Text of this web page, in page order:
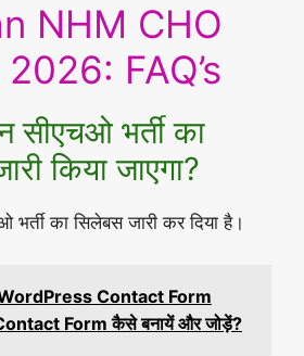
NHM CHO
FAQ’s
सीएचओ भर्ती का
किया जाएगा?
का सिलेबस जारी कर दिया है।
Contact Form
Form कैसे बनायें और जोड़ें?